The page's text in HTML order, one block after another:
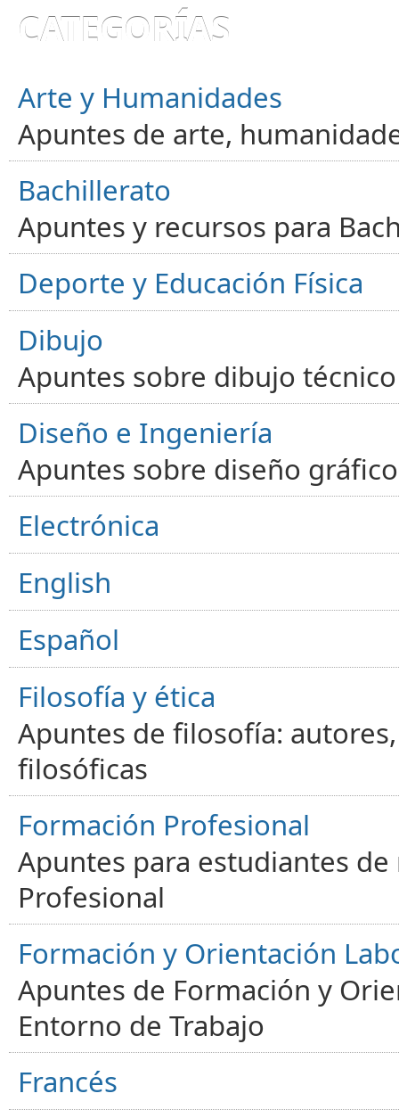
CATEGORÍAS
Arte y Humanidades
Apuntes de arte,
Bachillerato
Apuntes y recursos para
Deporte y Educación Física
Dibujo
Apuntes sobre dibujo
Diseño e Ingeniería
Apuntes sobre diseño
Electrónica
English
Español
Filosofía y ética
Apuntes de filosofía:
filosóficas
Formación Profesional
Apuntes para estudiantes
Profesional
Formación y Orientación
Apuntes de Formación y
Entorno de Trabajo
Francés